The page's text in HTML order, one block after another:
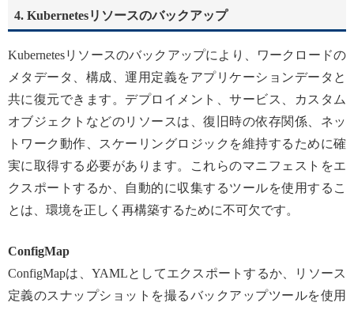
4. Kubernetesリソースのバックアップ
Kubernetesリソースのバックアップにより、ワークロードの
メタデータ、構成、運用定義をアプリケーションデータと
共に復元できます。デプロイメント、サービス、カスタム
オブジェクトなどのリソースは、復旧時の依存関係、ネッ
トワーク動作、スケーリングロジックを維持するために確
実に取得する必要があります。これらのマニフェストをエ
クスポートするか、自動的に収集するツールを使用するこ
とは、環境を正しく再構築するために不可欠です。
ConfigMap
ConfigMapは、YAMLとしてエクスポートするか、リソース
定義のスナップショットを撮るバックアップツールを使用